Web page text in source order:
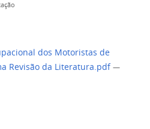
dos Motoristas de
Revisão da Literatura.pdf —